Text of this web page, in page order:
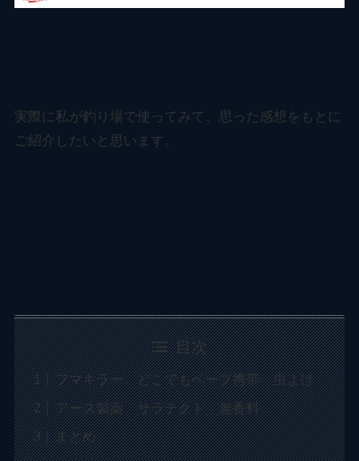
実際に私が釣り場で使ってみて、思った感想をもとに
ご紹介したいと思います。
目次
フマキラー どこでもベープ携帯 虫よけ
アース製薬 サラテクト 無香料
まとめ